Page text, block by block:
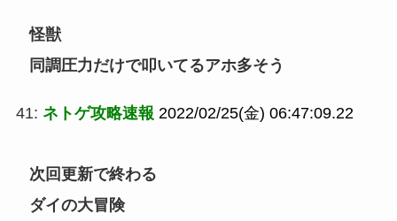
怪獣
同調圧力だけで叩いてるアホ多そう
41: ネトゲ攻略速報 2022/02/25(金) 06:47:09.22
次回更新で終わる
ダイの大冒険